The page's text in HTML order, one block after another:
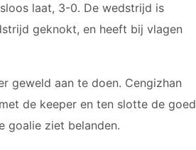
laat, 3-0. De wedstrijd is
geknokt, en heeft bij vlagen
geweld aan te doen. Cengizhan
de keeper en ten slotte de goed
goalie ziet belanden.